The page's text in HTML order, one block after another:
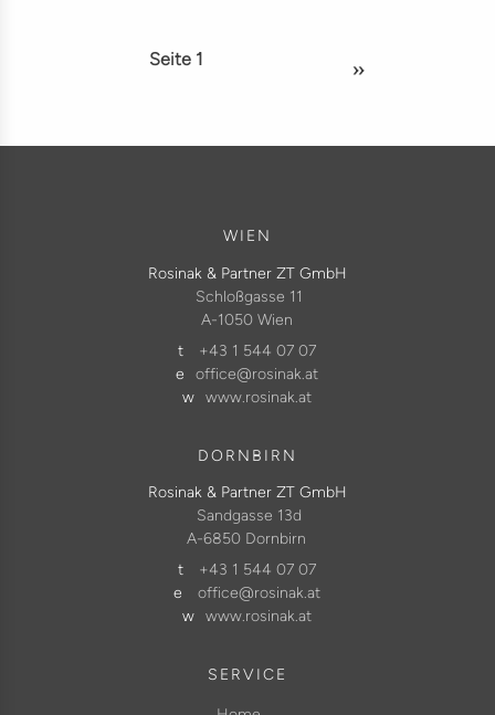
t
n
m
m
e
r
i
u
n
g
Seite 1
››
WIEN
Rosinak & Partner ZT GmbH
Schloßgasse 11
A-1050 Wien
t
+43 1 544 07 07
e
office@rosinak.at
w www.rosinak.at
DORNBIRN
Rosinak & Partner ZT GmbH
Sandgasse 13d
A-6850 Dornbirn
t
+43 1 544 07 07
e
office@rosinak.at
w www.rosinak.at
SERVICE